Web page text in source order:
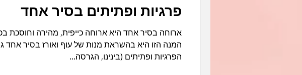
פרגיות ופתיתים בסיר אחד
ארוחה בסיר אחד היא ארוחה כייפית, מהירה וחוסכת
המנה הזו היא בהשראת מנות של עוף ואורז בסיר אחד
הפרגיות ופתיתים (בינינו, הגרסה...